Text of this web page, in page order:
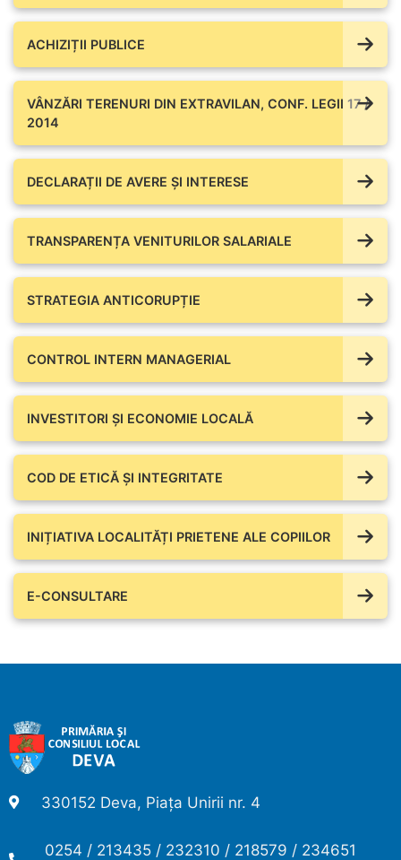
ACHIZIȚII PUBLICE
VÂNZĂRI TERENURI DIN EXTRAVILAN, CONF. LEGII 17 /
2014
DECLARAȚII DE AVERE ŞI INTERESE
TRANSPARENȚA VENITURILOR SALARIALE
STRATEGIA ANTICORUPȚIE
CONTROL INTERN MANAGERIAL
INVESTITORI ȘI ECONOMIE LOCALĂ
COD DE ETICĂ ȘI INTEGRITATE
INIȚIATIVA LOCALITĂȚI PRIETENE ALE COPIILOR
E-CONSULTARE
330152 Deva, Piața Unirii nr. 4
0254 / 213435 / 232310 / 218579 / 234651